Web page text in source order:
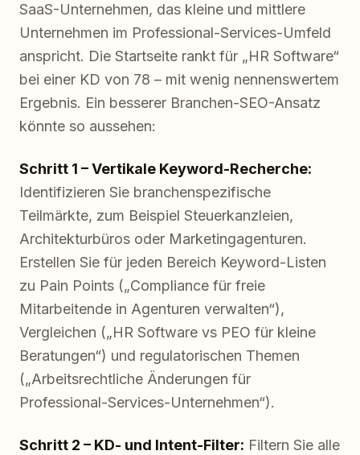
SaaS-Unternehmen, das kleine und mittlere
Unternehmen im Professional-Services-Umfeld
anspricht. Die Startseite rankt für „HR Software“
bei einer KD von 78 – mit wenig nennenswertem
Ergebnis. Ein besserer Branchen-SEO-Ansatz
könnte so aussehen:
Schritt 1 – Vertikale Keyword-Recherche:
Identifizieren Sie branchenspezifische
Teilmärkte, zum Beispiel Steuerkanzleien,
Architekturbüros oder Marketingagenturen.
Erstellen Sie für jeden Bereich Keyword-Listen
zu Pain Points („Compliance für freie
Mitarbeitende in Agenturen verwalten“),
Vergleichen („HR Software vs PEO für kleine
Beratungen“) und regulatorischen Themen
(„Arbeitsrechtliche Änderungen für
Professional-Services-Unternehmen“).
Schritt 2 – KD- und Intent-Filter: Filtern Sie alle